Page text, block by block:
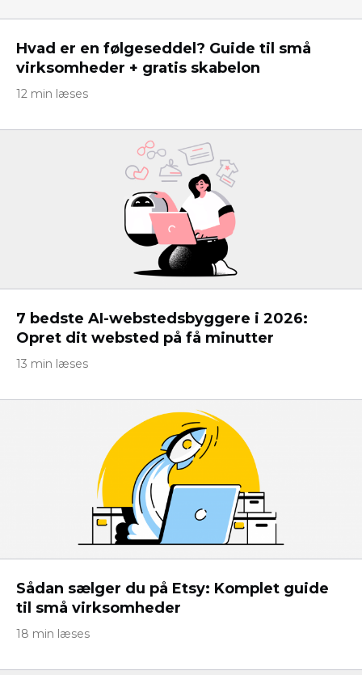
Hvad er en følgeseddel? Guide til små
virksomheder + gratis skabelon
12 min læses
7 bedste AI-webstedsbyggere i 2026:
Opret dit websted på få minutter
13 min læses
Sådan sælger du på Etsy: Komplet guide
til små virksomheder
18 min læses